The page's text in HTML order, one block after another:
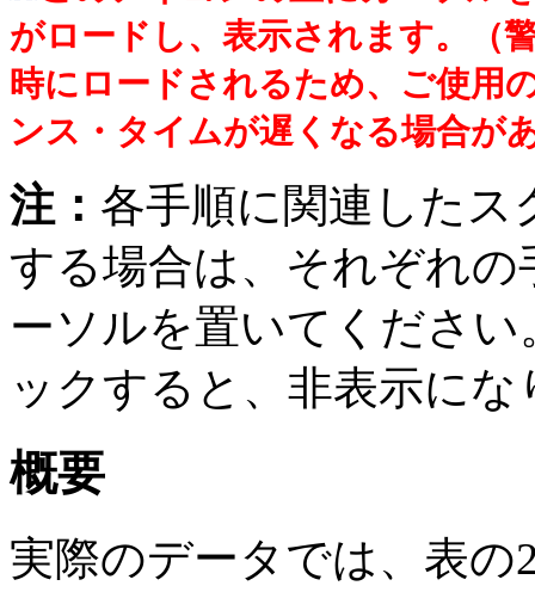
がロードし、表示されます。（
時にロードされるため、ご使用
ンス・タイムが遅くなる場合が
注： 各手順に関連した
する場合は、それぞれ
ーソルを置いてくださ
ックすると、非表示にな
概要
実際のデータでは、表